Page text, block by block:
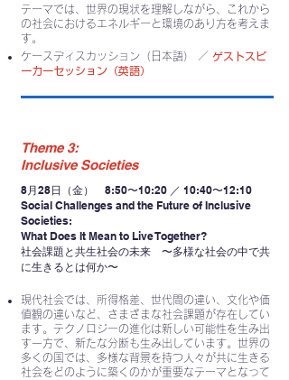
テーマでは、世界の現状を理解しながら、これから
の社会におけるエネルギーと環境のあり方を考えま
す。
ケースディスカッション（日本語） ／ ゲストスピ
ーカーセッション（英語）
Theme 3:
Inclusive Societies
8月28日（金） 8:50〜10:20 ／ 10:40〜12:10
Social Challenges and the Future of Inclusive
Societies:
What Does It Mean to Live Together?
社会課題と共生社会の未来 〜多様な社会の中で共
に生きるとは何か〜
現代社会では、所得格差、世代間の違い、文化や価
値観の違いなど、さまざまな社会課題が存在してい
ます。テクノロジーの進化は新しい可能性を生み出
す一方で、新たな分断も生み出しています。世界の
多くの国では、多様な背景を持つ人々が共に生きる
社会をどのように築くのかが重要なテーマとなって